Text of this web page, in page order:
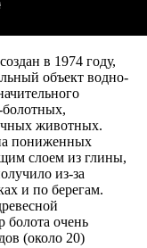
в 1974 году,
объект водно-
болотных,
животных.
пониженных
слоем из глины,
из-за
и по берегам.
болота очень
(около 20)